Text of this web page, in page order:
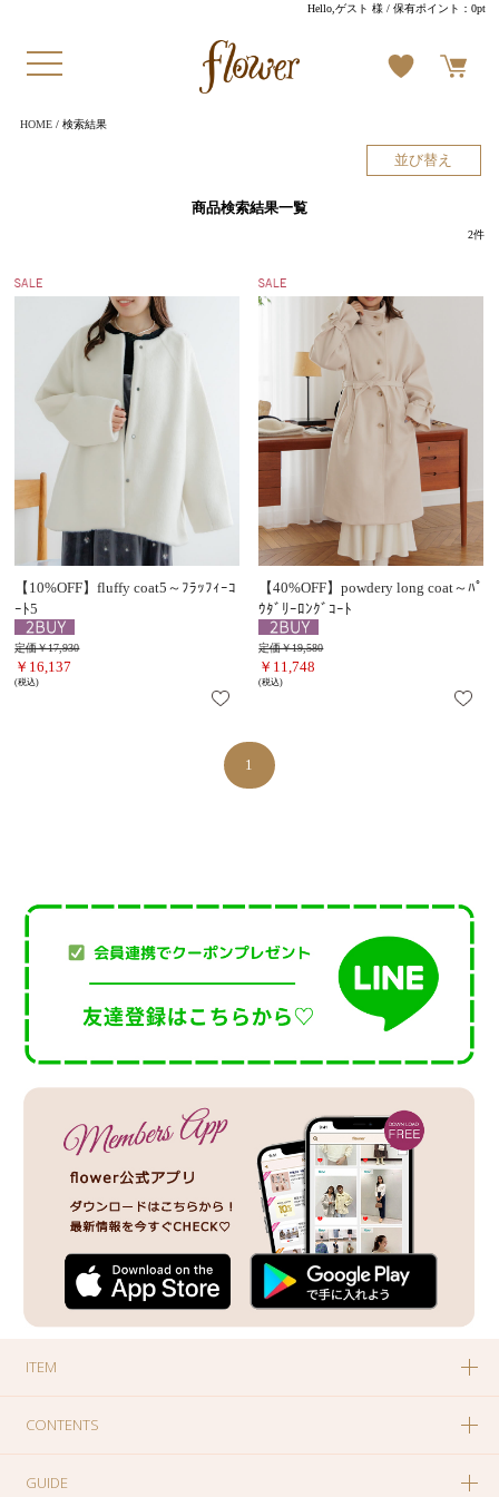
Hello,ゲスト 様 / 保有ポイント：0pt
HOME/ 検索結果
並び替え
商品検索結果一覧
2件
【10%OFF】fluffy coat5～ﾌﾗｯﾌｨｰｺ
ｰﾄ5
定価￥17,930
￥16,137
(税込)
【40%OFF】powdery long coat～ﾊﾟ
ｳﾀﾞﾘｰﾛﾝｸﾞｺｰﾄ
定価￥19,580
￥11,748
(税込)
1
ITEM
CONTENTS
GUIDE